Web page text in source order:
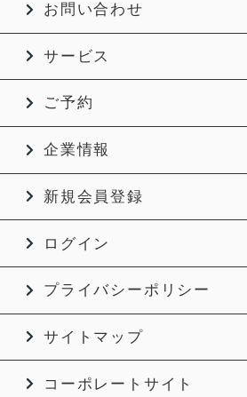
お問い合わせ
サービス
ご予約
企業情報
新規会員登録
ログイン
プライバシーポリシー
サイトマップ
コーポレートサイト